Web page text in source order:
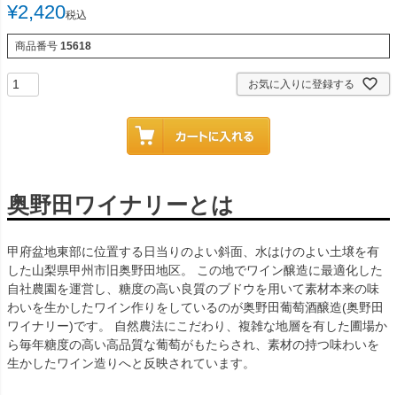
¥2,420税込
商品番号 15618
お気に入りに登録する
奥野田ワイナリーとは
甲府盆地東部に位置する日当りのよい斜面、水はけのよい土壌を有
した山梨県甲州市旧奥野田地区。 この地でワイン醸造に最適化した
自社農園を運営し、糖度の高い良質のブドウを用いて素材本来の味
わいを生かしたワイン作りをしているのが奥野田葡萄酒醸造(奥野田
ワイナリー)です。 自然農法にこだわり、複雑な地層を有した圃場か
ら毎年糖度の高い高品質な葡萄がもたらされ、素材の持つ味わいを
生かしたワイン造りへと反映されています。